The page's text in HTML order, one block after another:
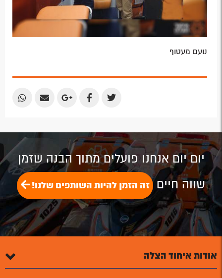
נועם מעטוף
Share
Share
Share
Share
Share
יום יום אנחנו פועלים מתוך הבנה שזמן
שווה חיים זה הזמן להיות השותפים שלנו!
אודות איחוד הצלה